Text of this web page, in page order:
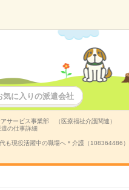
気に入りの派遣会社
サービス事業部 （医療福祉介護関連）
の仕事詳細
も現役活躍中の職場へ＊介護（108364486